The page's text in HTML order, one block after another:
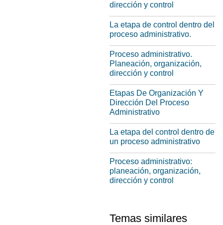
dirección y control
La etapa de control dentro del
proceso administrativo.
Proceso administrativo.
Planeación, organización,
dirección y control
Etapas De Organización Y
Dirección Del Proceso
Administrativo
La etapa del control dentro de
un proceso administrativo
Proceso administrativo:
planeación, organización,
dirección y control
Temas similares